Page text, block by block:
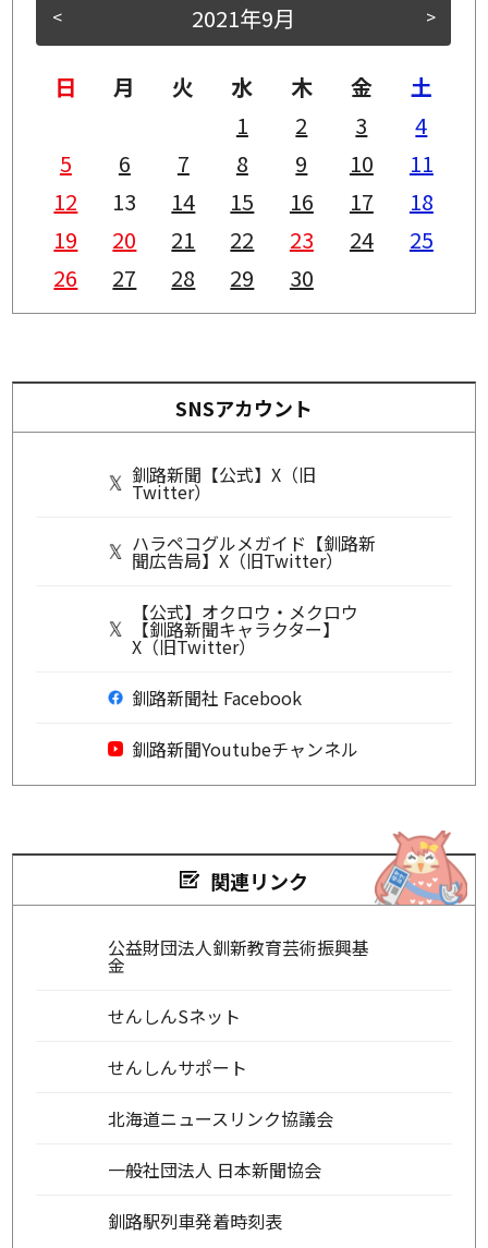
< >
2021年9月
日 月 火 水 木 金
土
1
2 3
4
5
6 7 8 9 10
11
12
13 14 15 16 17
18
19
20 21 22 23 24
25
26
27 28 29 30
SNSアカウント
釧路新聞【公式】X（旧
Twitter）
ハラペコグルメガイド【釧路新
聞広告局】X（旧Twitter）
【公式】オクロウ・メクロウ
【釧路新聞キャラクター】
X（旧Twitter）
釧路新聞社 Facebook
釧路新聞Youtubeチャンネル
関連リンク
公益財団法人釧新教育芸術振興基
金
せんしんSネット
せんしんサポート
北海道ニュースリンク協議会
一般社団法人 日本新聞協会
釧路駅列車発着時刻表